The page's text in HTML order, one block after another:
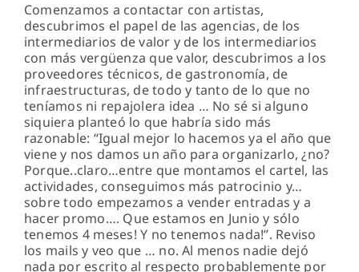
Comenzamos a contactar con artistas,
descubrimos el papel de las agencias, de los
intermediarios de valor y de los intermediarios
con más vergüenza que valor, descubrimos a los
proveedores técnicos, de gastronomía, de
infraestructuras, de todo y tanto de lo que no
teníamos ni repajolera idea … No sé si alguno
siquiera planteó lo que habría sido más
razonable: “Igual mejor lo hacemos ya el año que
viene y nos damos un año para organizarlo, ¿no?
Porque..claro…entre que montamos el cartel, las
actividades, conseguimos más patrocinio y…
sobre todo empezamos a vender entradas y a
hacer promo…. Que estamos en Junio y sólo
tenemos 4 meses! Y no tenemos nada!”. Reviso
los mails y veo que … no. Al menos nadie dejó
nada por escrito al respecto probablemente por